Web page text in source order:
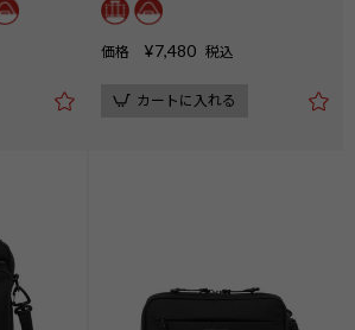
価格 ¥7,480 税込
カートに入れる